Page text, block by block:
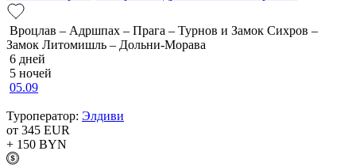
Вроцлав – Адршпах – Прага – Турнов и Замок Сихров –
Замок Литомишль – Дольни-Морава
6 дней
5 ночей
05.09
Туроператор: Элдиви
от 345 EUR
+ 150 BYN